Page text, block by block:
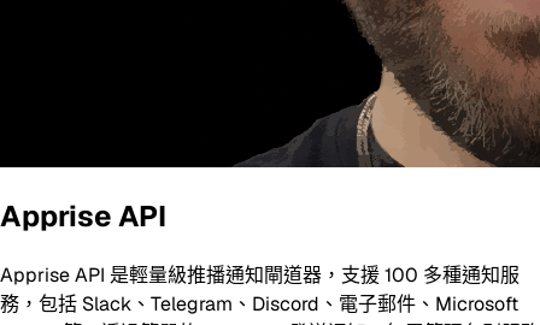
Apprise API
Apprise API 是輕量級推播通知閘道器，支援 100 多種通知服
務，包括 Slack、Telegram、Discord、電子郵件、Microsoft